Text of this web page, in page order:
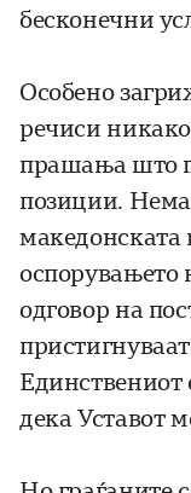
бесконечни
Особено
речиси
прашања што
позиции.
македонската
оспорувањето
одговор на
Единствениот
дека Уставот